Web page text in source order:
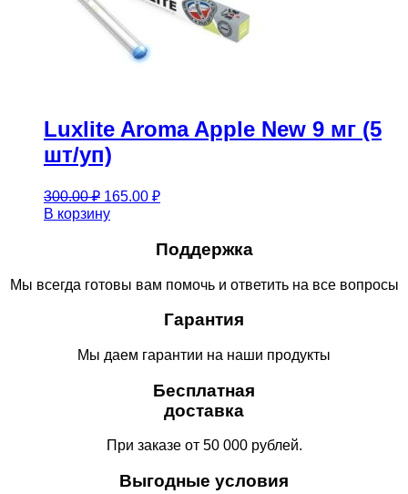
Luxlite Aroma Apple New 9 мг (5
шт/уп)
300.00₽ Первоначальная
цена
составляла
300.00 ₽.
165.00 ₽Текущая
В корзину
Поддержка
Мы всегда готовы вам помочь и ответить на все вопросы
Гарантия
Мы даем гарантии на наши продукты
Бесплатная
доставка
При заказе от 50 000 рублей.
Выгодные условия